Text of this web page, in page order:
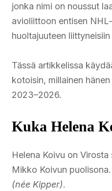
jonka nimi on noussut
avioliittoon entisen
huoltajuuteen
Tässä artikkelissa
kotoisin, millainen
2023–2026.
Kuka Helena
Helena Koivu on
Mikko Koivun
(née Kipper).